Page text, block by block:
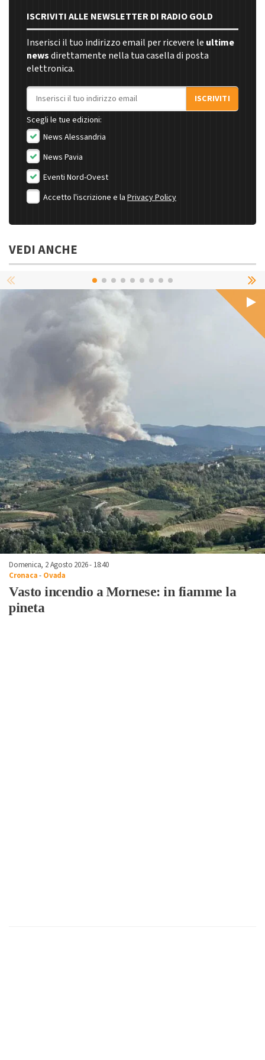
ISCRIVITI ALLE NEWSLETTER DI RADIO GOLD
Inserisci il tuo indirizzo email per ricevere le ultime
newsdirettamente nella tua casella di posta
elettronica.
Indirizzo email
ISCRIVITI
Scegli le tue edizioni:
News Alessandria
News Pavia
Eventi Nord-Ovest
Accetto l'iscrizione e la Privacy Policy
VEDI ANCHE
Domenica, 2 Agosto 2026 - 18:40
Cronaca- Ovada
Vasto incendio a Mornese: in fiamme la
pineta